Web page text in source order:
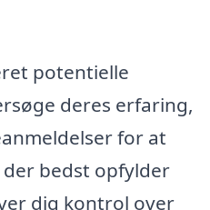
potentielle
deres erfaring,
for at
bedst opfylder
dig kontrol over